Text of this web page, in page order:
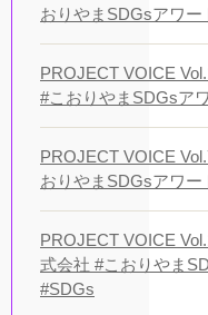
おりやまSDGsアワ
PROJECT VOICE
#こおりやまSDGsア
PROJECT VOICE
おりやまSDGsアワ
PROJECT VOICE
式会社 #こおりやま
#SDGs